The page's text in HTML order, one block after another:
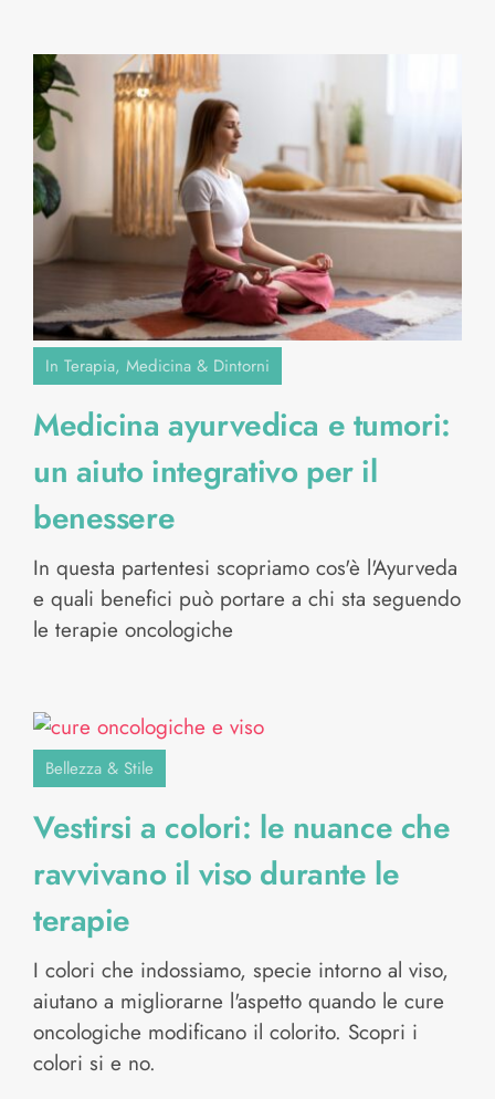
In Terapia, Medicina & Dintorni
Medicina ayurvedica e tumori:
un aiuto integrativo per il
benessere
In questa partentesi scopriamo cos'è l'Ayurveda
e quali benefici può portare a chi sta seguendo
le terapie oncologiche
Bellezza & Stile
Vestirsi a colori: le nuance che
ravvivano il viso durante le
terapie
I colori che indossiamo, specie intorno al viso,
aiutano a migliorarne l'aspetto quando le cure
oncologiche modificano il colorito. Scopri i
colori si e no.